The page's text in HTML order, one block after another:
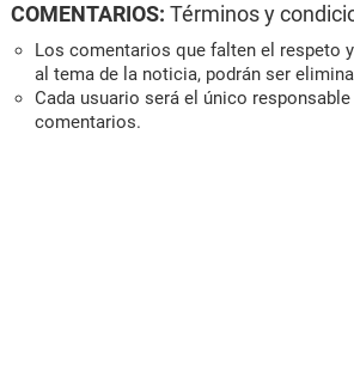
COMENTARIOS: Términos y
Los comentarios que falten el respeto
al tema de la noticia, podrán ser
Cada usuario será el único responsable
comentarios.